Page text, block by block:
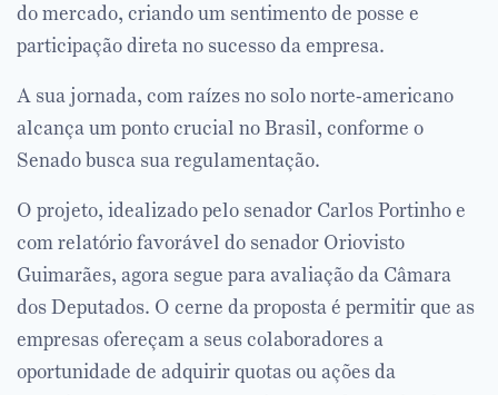
do mercado, criando um sentimento de posse e
participação direta no sucesso da empresa.
A sua jornada, com raízes no solo norte-americano
alcança um ponto crucial no Brasil, conforme o
Senado busca sua regulamentação.
O projeto, idealizado pelo senador Carlos Portinho e
com relatório favorável do senador Oriovisto
Guimarães, agora segue para avaliação da Câmara
dos Deputados. O cerne da proposta é permitir que as
empresas ofereçam a seus colaboradores a
oportunidade de adquirir quotas ou ações da